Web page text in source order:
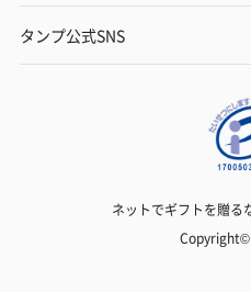
タンプ公式SNS
ネットでギフトを贈る
Copyright©